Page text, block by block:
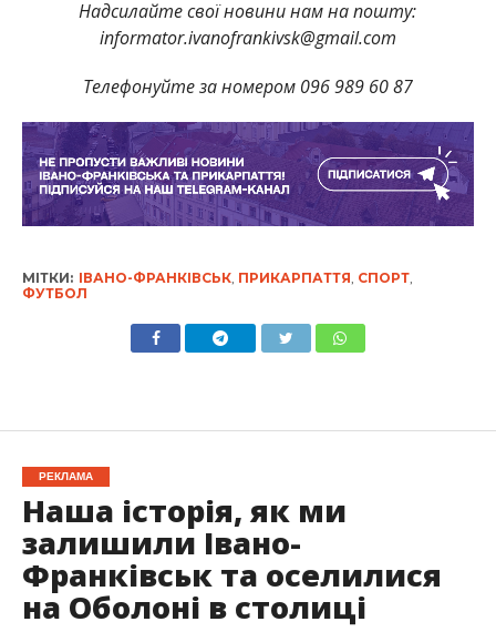
Надсилайте свої новини нам на пошту:
informator.ivanofrankivsk@gmail.com
Телефонуйте за номером 096 989 60 87
МІТКИ: ІВАНО-ФРАНКІВСЬК, ПРИКАРПАТТЯ СПОРТ,
ФУТБОЛ
РЕКЛАМА
Наша історія, як ми
залишили Івано-
Франківськ та оселилися
на Оболоні в столиці